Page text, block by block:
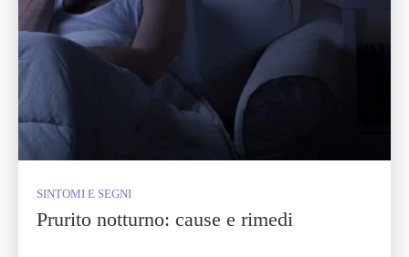
SINTOMI E SEGNI
Prurito notturno: cause e rimedi